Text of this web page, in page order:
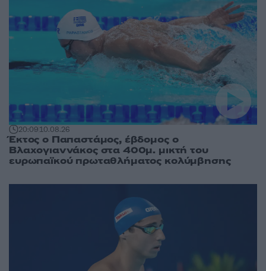
20:0910.08.26
Έκτος ο Παπαστάμος, έβδομος ο
Βλαχογιαννάκος στα 400μ. μικτή του
ευρωπαϊκού πρωταθλήματος κολύμβησης